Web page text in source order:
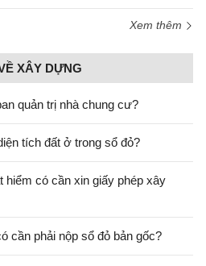
Xem thêm
XÂY DỰNG
quản trị nhà chung cư?
tích đất ở trong sổ đỏ?
hiểm có cần xin giấy phép xây
cần phải nộp sổ đỏ bản gốc?